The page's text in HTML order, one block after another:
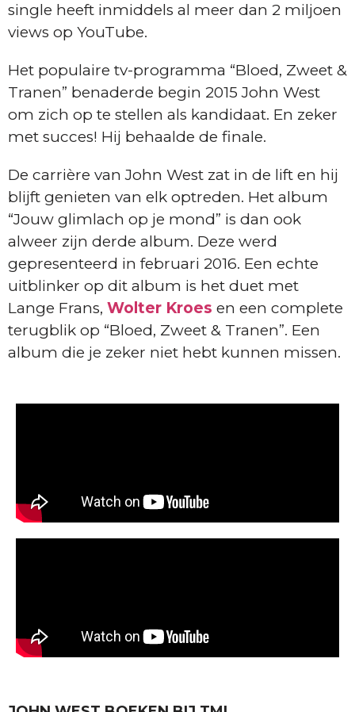
single heeft inmiddels al meer dan 2 miljoen
views op YouTube.
Het populaire tv-programma “Bloed, Zweet &
Tranen” benaderde begin 2015 John West
om zich op te stellen als kandidaat. En zeker
met succes! Hij behaalde de finale.
De carrière van John West zat in de lift en hij
blijft genieten van elk optreden. Het album
“Jouw glimlach op je mond” is dan ook
alweer zijn derde album. Deze werd
gepresenteerd in februari 2016. Een echte
uitblinker op dit album is het duet met
Lange Frans, Wolter Kroes en een complete
terugblik op “Bloed, Zweet & Tranen”. Een
album die je zeker niet hebt kunnen missen.